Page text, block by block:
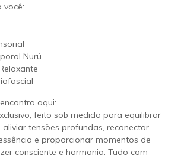
você:
Nurú
aqui:
feito sob medida para equilibrar
aliviar tensões profundas, reconectar
e proporcionar momentos de
consciente e harmonia. Tudo com